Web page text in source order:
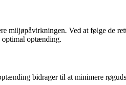
Ved at følge de
optimal optænding.
bidrager til at minimere